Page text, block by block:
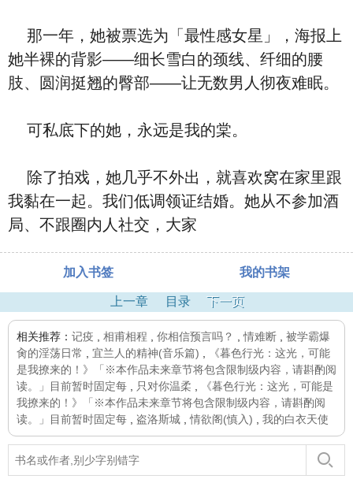
那一年，她被票选为「最性感女星」，海报上
她半裸的背影——细长雪白的颈线、纤细的腰
肢、圆润挺翘的臀部——让无数男人彻夜难眠。
可私底下的她，永远是我的棠。
除了拍戏，她几乎不外出，就喜欢窝在家里跟
我黏在一起。我们低调领证结婚。她从不参加酒
局、不跟圈内人社交，大家
加入书签 我的书架
上一章 目录 下一页
相关推荐： 记疫 相甫相程 你相信预言吗？ ,情难断
被学霸爆
肏的淫荡日常
宜兰人的精神(音乐篇)
《暮色行光：这光，可能
是我撩来的！》「※本作品未来章节将包含限制级内容，请斟酌阅
读。」目前暂时固定每
只对你温柔
《暮色行光：这光，可能是
我撩来的！》「※本作品未来章节将包含限制级内容，请斟酌阅
读。」目前暂时固定每
盗洛斯城 ,情欲阁(慎入) 我的白衣天使